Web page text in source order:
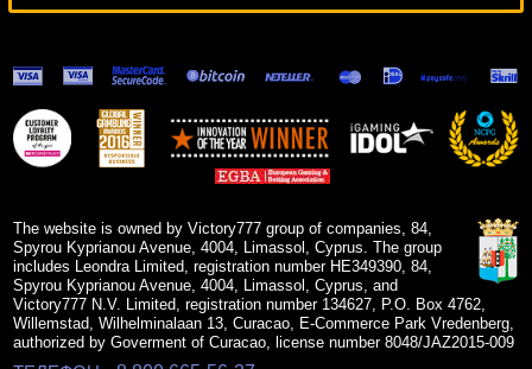
Dungeons & Dragons: Crystal Caverns
12959 ₽
drink***
The Riches Of Don Quixote
The website is owned by Victory777 group of companies, 84,
Spyrou Kyprianou Avenue, 4004, Limassol, Cyprus. The group
includes Leondra Limited, registration number HE349390, 84,
Spyrou Kyprianou Avenue, 4004, Limassol, Cyprus, and
Victory777 N.V. Limited, registration number 134627, P.O. Box 4762,
Willemstad, Wilhelminalaan 13, Curacao, E-Commerce Park Vredenberg,
authorized by Goverment of Curacao, license number 8048/JAZ2015-009